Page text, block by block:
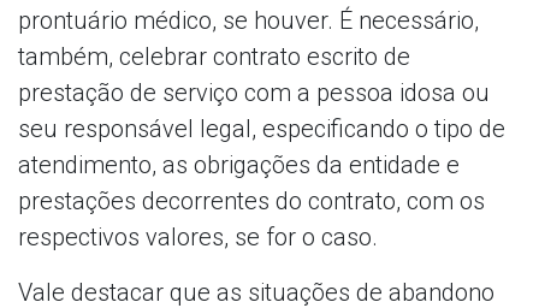
prontuário médico, se houver. É necessário,
também, celebrar contrato escrito de
prestação de serviço com a pessoa idosa ou
seu responsável legal, especificando o tipo de
atendimento, as obrigações da entidade e
prestações decorrentes do contrato, com os
respectivos valores, se for o caso.
Vale destacar que as situações de abandono